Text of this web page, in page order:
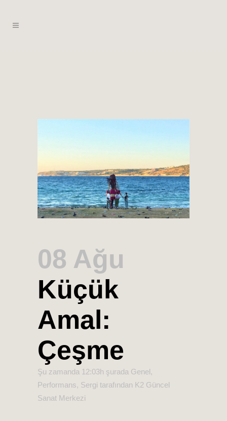
08 Ağu
Küçük
Amal:
Çeşme
Şu zamanda 12:03h şurada Genel,
Performans, Sergi tarafından K2 Güncel
Sanat Merkezi